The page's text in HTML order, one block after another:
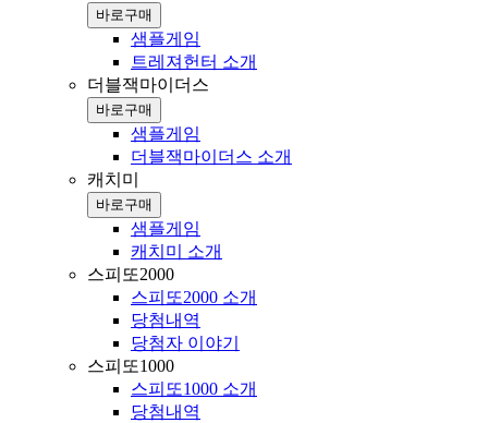
바로구매
샘플게임
트레져헌터 소개
더블잭마이더스
바로구매
샘플게임
더블잭마이더스 소개
캐치미
바로구매
샘플게임
캐치미 소개
스피또2000
스피또2000 소개
당첨내역
당첨자 이야기
스피또1000
스피또1000 소개
당첨내역